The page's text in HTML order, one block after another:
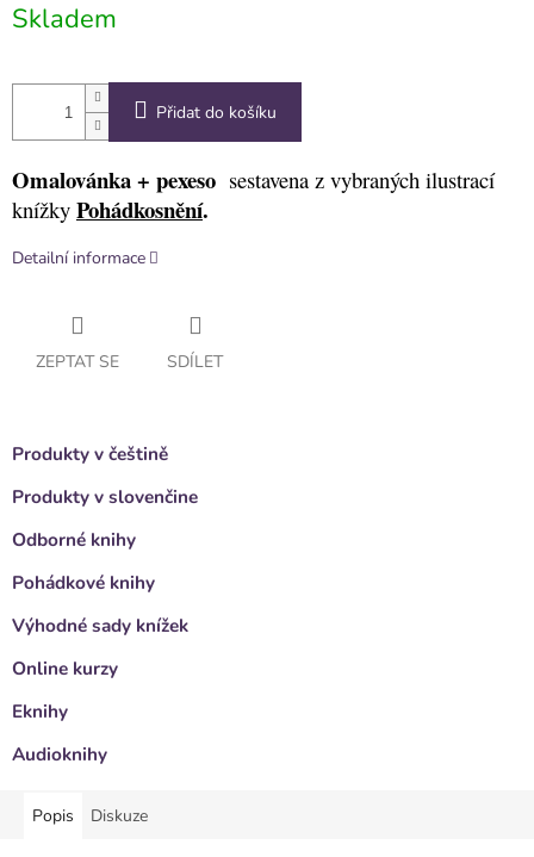
cena:
Skladem
Přidat do košíku
Omalovánka + pexeso sestavena z vybraných ilustrací
knížky Pohádkosnění.
Detailní informace
ZEPTAT SE SDÍLET
Produkty v češtině
Produkty v slovenčine
Odborné knihy
Pohádkové knihy
Výhodné sady knížek
Online kurzy
Eknihy
Audioknihy
Popis Diskuze